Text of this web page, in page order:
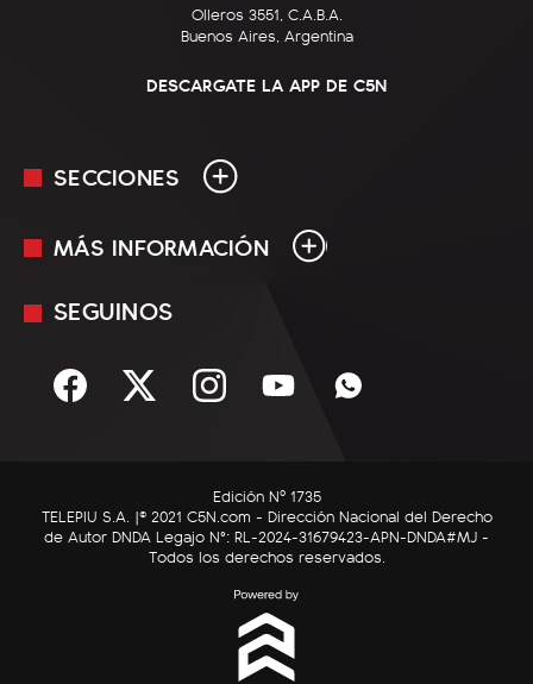
Olleros 3551, C.A.B.A.
Buenos Aires, Argentina
DESCARGATE LA APP DE C5N
SECCIONES
En Vivo
Sociedad
C5N Autos
RatingCero
MÁS INFORMACIÓN
Mediakit
Términos y condiciones
SEGUINOS
Edición Nº 1735
TELEPIU S.A. |© 2021 C5N.com - Dirección Nacional del Derecho
de Autor DNDA Legajo N°: RL-2024-31679423-APN-DNDA#MJ -
Todos los derechos reservados.